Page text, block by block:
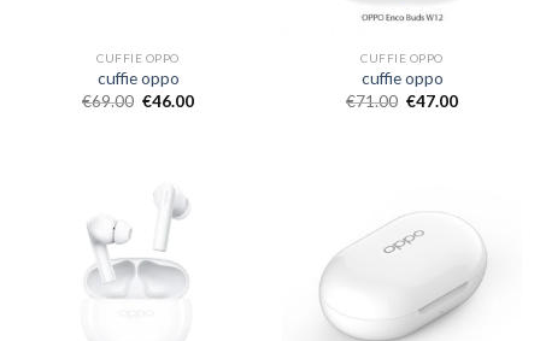
CUFFIE OPPO
cuffie oppo
€69.00 €46.00
CUFFIE OPPO
cuffie oppo
€71.00 €47.00